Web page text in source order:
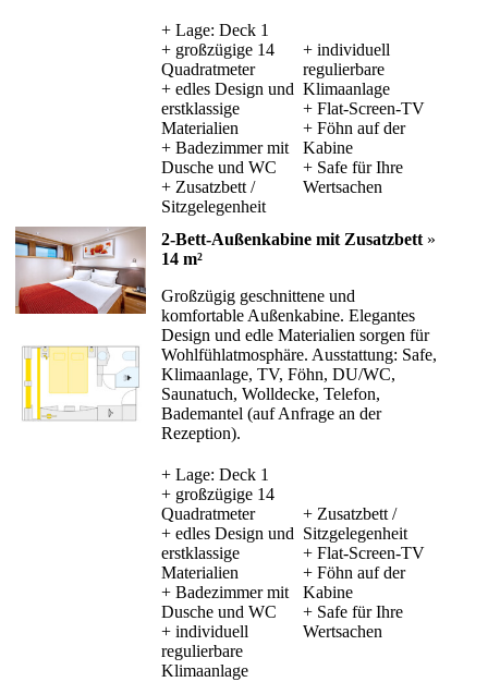
+ Lage: Deck 1
+ großzügige 14
Quadratmeter
+ edles Design und
erstklassige
Materialien
+ Badezimmer mit
Dusche und WC
+ Zusatzbett /
Sitzgelegenheit
+ individuell
regulierbare
Klimaanlage
+ Flat-Screen-TV
+ Föhn auf der
Kabine
+ Safe für Ihre
Wertsachen
2-Bett-Außenkabine mit Zusatzbett »
14 m²
Großzügig geschnittene und
komfortable Außenkabine. Elegantes
Design und edle Materialien sorgen für
Wohlfühlatmosphäre. Ausstattung: Safe,
Klimaanlage, TV, Föhn, DU/WC,
Saunatuch, Wolldecke, Telefon,
Bademantel (auf Anfrage an der
Rezeption).
+ Lage: Deck 1
+ großzügige 14
Quadratmeter
+ edles Design und
erstklassige
Materialien
+ Badezimmer mit
Dusche und WC
+ individuell
regulierbare
Klimaanlage
+ Zusatzbett /
Sitzgelegenheit
+ Flat-Screen-TV
+ Föhn auf der
Kabine
+ Safe für Ihre
Wertsachen